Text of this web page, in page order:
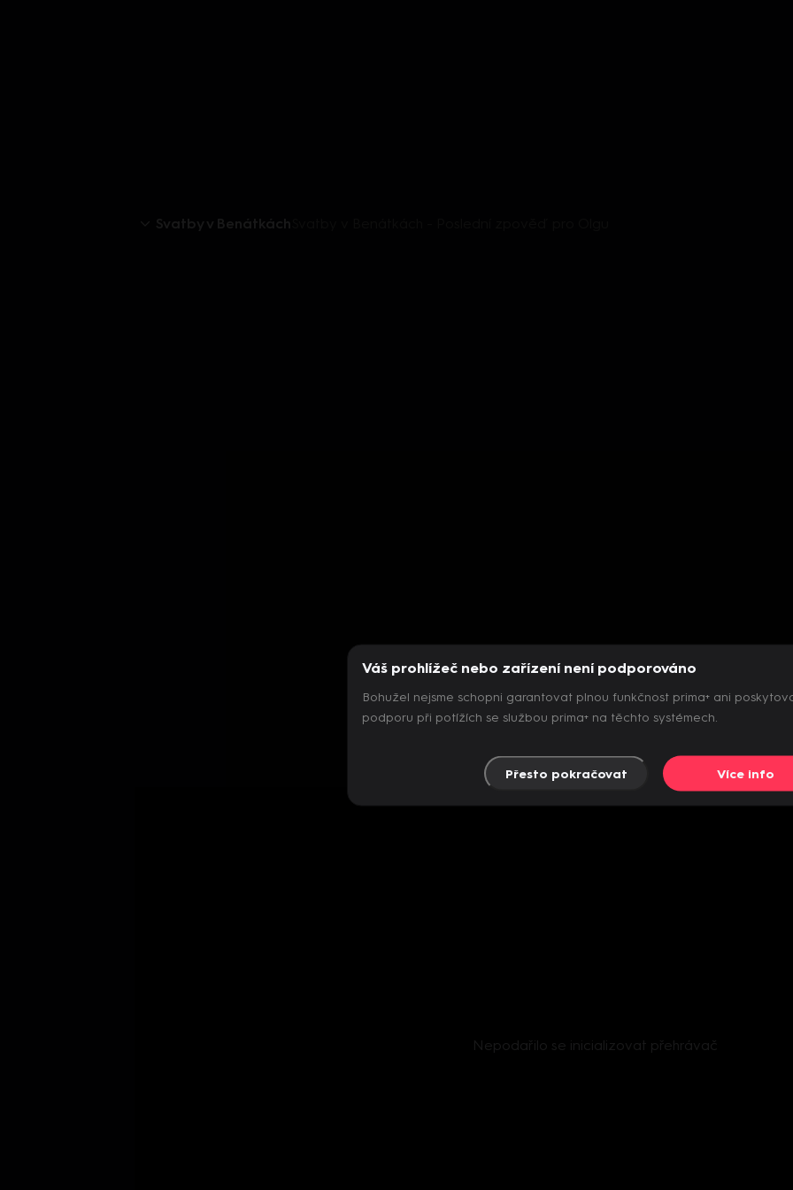
Nepodařilo se inicializovat přehrávač
Váš prohlížeč nebo zařízení není podporováno
Bohužel nejsme schopni garantovat plnou funkčnost prima+ ani
podporu při potížích se službou prima+ na těchto systémech.
Přesto pokračovat Více info